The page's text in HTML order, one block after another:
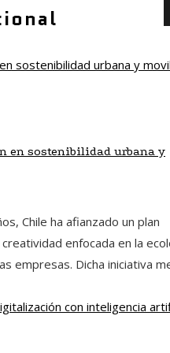
en sostenibilidad urbana y
Chile ha afianzado un plan
enfocada en la
empresas. Dicha iniciativa